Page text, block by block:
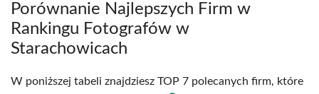
Porównanie Najlepszych Firm w
Rankingu Fotografów w
Starachowicach
W poniższej tabeli znajdziesz TOP 7 polecanych firm, które